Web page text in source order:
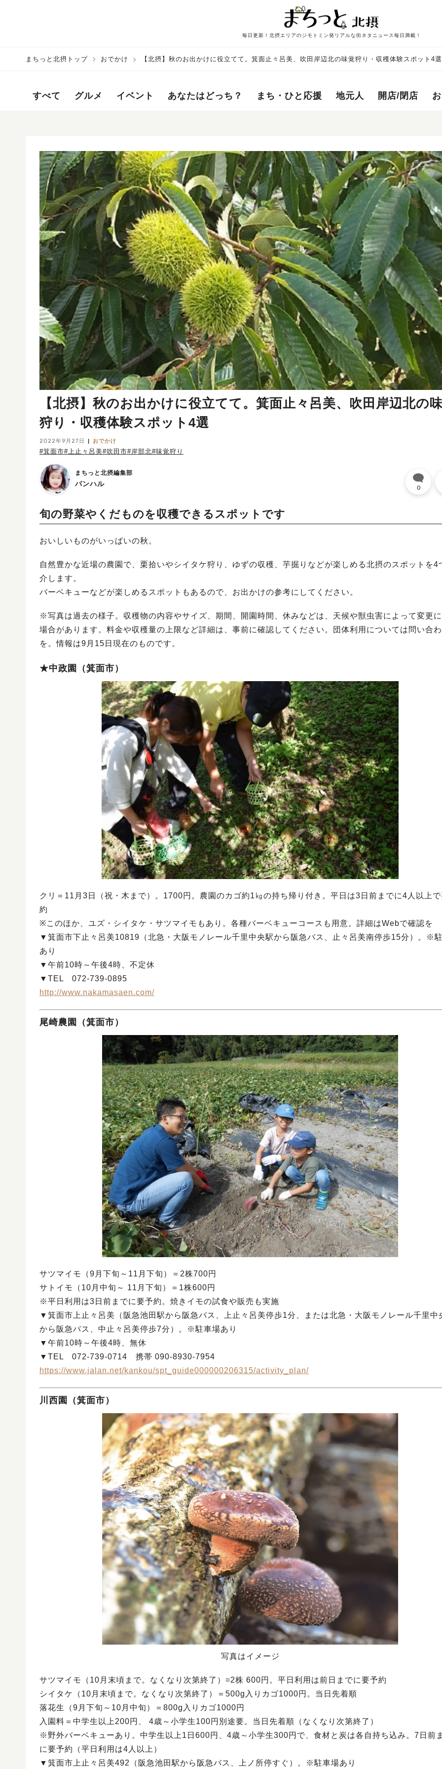
毎日更新！北摂エリアのジモトミン発リアルな街ネタニュース毎日満載！
まちっと北摂トップ おでかけ 【北摂】秋のお出かけに役立てて。箕面止々呂美、吹田岸辺北の味覚狩り・収穫体験スポット4選
すべて グルメ イベント あなたはどっち？ まち・ひと応援 地元人 開店/閉店
【北摂】秋のお出かけに役立てて。箕面止々呂美、吹田岸辺北の
狩り・収穫体験スポット4選
2022年9月27日 おでかけ
#箕面市#上止々呂美#吹田市#岸部北#味覚狩り
まちっと北摂編集部
バンハル 0
旬の野菜やくだものを収穫できるスポットです
おいしいものがいっぱいの秋。
自然豊かな近場の農園で、栗拾いやシイタケ狩り、ゆずの収穫、芋掘りなどが楽しめる北摂のスポットを4
介します。
バーベキューなどが楽しめるスポットもあるので、お出かけの参考にしてください。
※写真は過去の様子。収穫物の内容やサイズ、期間、開園時間、休みなどは、天候や獣虫害によって変更
場合があります。料金や収穫量の上限など詳細は、事前に確認してください。団体利用については問い合
を。情報は9月15日現在のものです。
★中政園（箕面市）
クリ＝11月3日（祝・木まで）。1700円。農園のカゴ約1㎏の持ち帰り付き。平日は3日前までに4人以上
約
※このほか、ユズ・シイタケ・サツマイモもあり。各種バーベキューコースも用意。詳細はWebで確認を
▼箕面市下止々呂美10819（北急・大阪モノレール千里中央駅から阪急バス、止々呂美南停歩15分）。※
あり
▼午前10時～午後4時、不定休
▼TEL 072-739-0895
http://www.nakamasaen.com/
尾崎農園（箕面市）
サツマイモ（9月下旬～11月下旬）＝2株700円
サトイモ（10月中旬～ 11月下旬）＝1株600円
※平日利用は3日前までに要予約。焼きイモの試食や販売も実施
▼箕面市上止々呂美（阪急池田駅から阪急バス、上止々呂美停歩1分、または北急・大阪モノレール千里中
から阪急バス、中止々呂美停歩7分）。※駐車場あり
▼午前10時～午後4時、無休
▼TEL 072-739-0714 携帯 090-8930-7954
https://www.jalan.net/kankou/spt_guide000000206315/activity_plan/
川西園（箕面市）
写真はイメージ
サツマイモ（10月末頃まで。なくなり次第終了）=2株 600円。平日利用は前日までに要予約
シイタケ（10月末頃まで。なくなり次第終了）＝500g入りカゴ1000円。当日先着順
落花生（9月下旬～10月中旬）＝800g入りカゴ1000円
入園料＝中学生以上200円、 4歳～小学生100円別途要。当日先着順（なくなり次第終了）
※野外バーベキューあり。中学生以上1日600円、4歳～小学生300円で、食材と炭は各自持ち込み。7日前
に要予約（平日利用は4人以上）
▼箕面市上止々呂美492（阪急池田駅から阪急バス、上ノ所停すぐ）。※駐車場あり